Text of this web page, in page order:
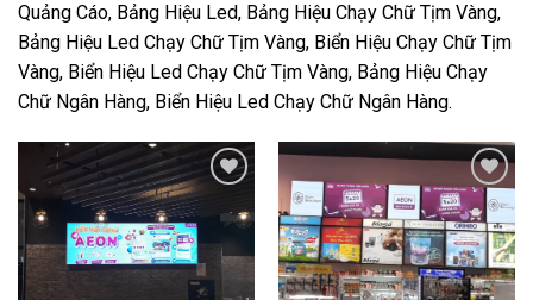
Quảng Cáo, Bảng Hiệu Led, Bảng Hiệu Chạy Chữ Tịm Vàng,
Bảng Hiệu Led Chạy Chữ Tịm Vàng, Biển Hiệu Chạy Chữ Tịm
Vàng, Biển Hiệu Led Chạy Chữ Tịm Vàng, Bảng Hiệu Chạy
Chữ Ngân Hàng, Biển Hiệu Led Chạy Chữ Ngân Hàng.
Add to
wishlist
Add to
wishlist